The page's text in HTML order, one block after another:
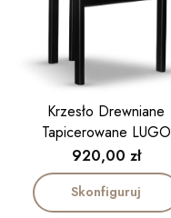
Krzesło Drewniane
Tapicerowane LUGO
Cena
920,00 zł
Skonfiguruj